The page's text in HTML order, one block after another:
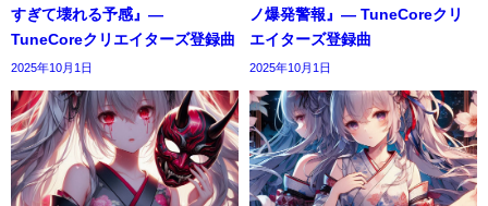
すぎて壊れる予感』―
TuneCoreクリエイターズ登録曲
2025年10月1日
ノ爆発警報』― TuneCoreクリ
エイターズ登録曲
2025年10月1日